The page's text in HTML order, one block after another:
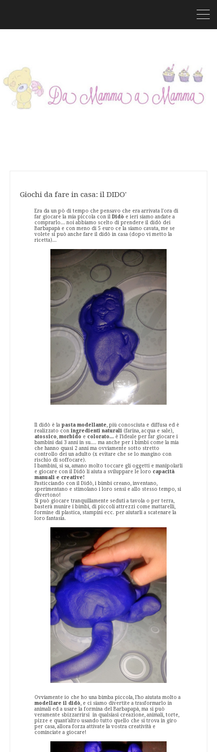
Giochi da fare in casa: il DIDO'
Era da un pò di tempo che pensavo che era arrivata l'ora di
far giocare la mia piccola con il Didò e ieri siamo andate a
comprarlo... noi abbiamo scelto di prendere il didò dei
Barbapapà e con meno di 5 euro ce la siamo cavata, me se
volete si può anche fare il didò in casa (dopo vi metto la
ricetta)...
Il didò è la pasta modellante , più conosciuta e diffusa ed è
realizzato con ingredienti naturali (farina, acqua e sale),
atossico morbido e colorato... è l’ideale per far giocare i
bambini dai 3 anni in su.... ma anche per i bimbi come la mia
che hanno quasi 2 anni ma ovviamente sotto stretto
controllo dei un adulto (x evitare che se lo mangino con
rischio di soffocare).
I bambini, si sa, amano molto toccare gli oggetti e manipolarli
e giocare con il Didò li aiuta a sviluppare le loro capacità
manuali e creative!
Pasticciando con il Didò, i bimbi creano, inventano,
sperimentano e stimolano i loro sensi e allo stesso tempo, si
divertono!
Si può giocare tranquillamente seduti a tavola o per terra,
basterà munire i bimbi, di piccoli attrezzi come mattarelli,
formine di plastica, stampini ecc. per aiutarli a scatenare la
loro fantasia.
Ovviamente io che ho una bimba piccola, l'ho aiutata molto a
modellare il didò , e ci siamo divertite a trasformarlo in
animali ed a usare la formina del Barbapapà, ma si può
veramente sbizzarrirsi in qualsiasi creazione, animali, torte,
pizze e quant'altro usando tutto quello che si trova in giro
per casa, allora forza attivate la vostra creatività e
cominciate a giocare!